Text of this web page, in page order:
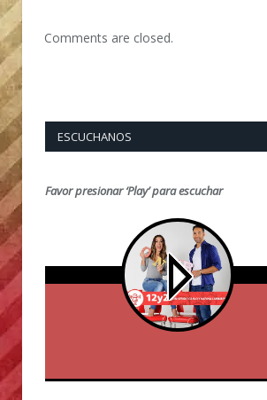
Comments are closed.
ESCUCHANOS
Favor presionar ‘Play’ para escuchar